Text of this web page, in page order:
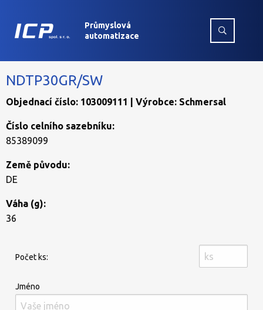
Průmyslová
automatizace
NDTP30GR/SW
Objednací číslo: 103009111 | Výrobce: Schmersal
Číslo celního sazebníku:
85389099
Země původu:
DE
Váha (g):
36
Počet ks:
Jméno